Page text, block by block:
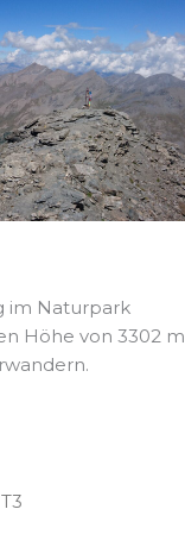
im Naturpark
Höhe von 3302 m